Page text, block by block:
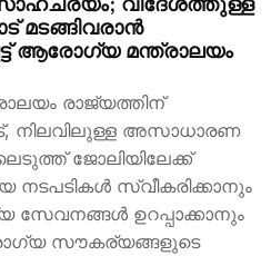
മടങ്ങിവരാൻ
ആരോഗ്യ മന്ത്രാലയം
രാജ്യത്തിന്
നിലവിലുള്ള അസാധാരണ
ജോലിയിലേക്ക്
സ്വീകരിക്കാനും
സേവനങ്ങൾ ഉറപ്പാക്കാനും
സൗകര്യങ്ങളുടെ